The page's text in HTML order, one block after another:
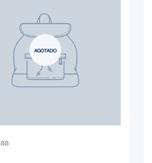
AGOTADO